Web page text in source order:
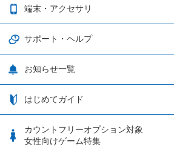
データ通信容量繰り越し
通信エリアと通信速度状況
つながる端末保証
フィルタリングアプリ
ウマ娘 プリティーダービー
プリンセスコネクト！Re:Dive
釣り★スタ
ウマスクについて
3種類のSIMタイプ
日割り計算
お得なキャンペーン実施中！
OPPO端末購入キャンペーン第5弾
端末・アクセサリ
端末・アクセサリ
iPhone利用について
動作確認済み端末一覧
サポート・ヘルプ
サポート・ヘルプ
nanoSIM･microSIM･通常SIMの初期設
eSIMの初期設定方法
お知らせ一覧
お知らせ一覧
はじめてガイド
はじめてガイド
カウントフリーオプション対象
女性向けゲーム特集